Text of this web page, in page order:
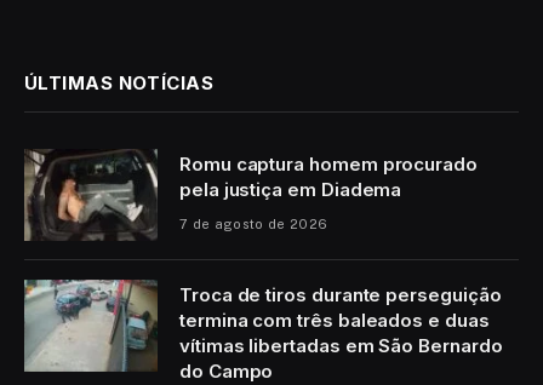
ÚLTIMAS NOTÍCIAS
Romu captura homem procurado
pela justiça em Diadema
7 de agosto de 2026
Troca de tiros durante perseguição
termina com três baleados e duas
vítimas libertadas em São Bernardo
do Campo